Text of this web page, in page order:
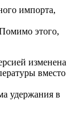
импорта,
этого,
изменена
вместо
удержания в